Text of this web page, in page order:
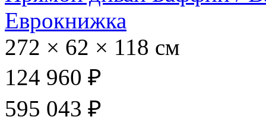
Еврокнижка
272 × 62 × 118 см
124 960 ₽
595 043 ₽